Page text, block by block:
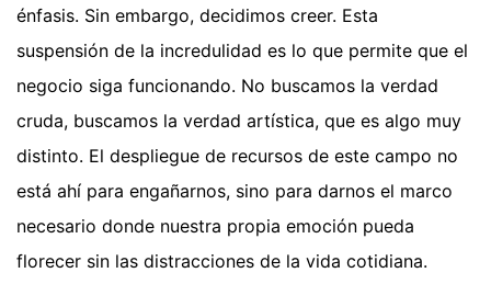
énfasis. Sin embargo, decidimos creer. Esta
suspensión de la incredulidad es lo que permite que el
negocio siga funcionando. No buscamos la verdad
cruda, buscamos la verdad artística, que es algo muy
distinto. El despliegue de recursos de este campo no
está ahí para engañarnos, sino para darnos el marco
necesario donde nuestra propia emoción pueda
florecer sin las distracciones de la vida cotidiana.